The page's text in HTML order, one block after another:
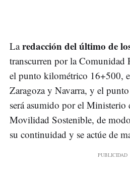
Laredacción del último de
transcurren por la Comunidad
el punto kilométrico 16+500,
Zaragoza y Navarra, y el
será asumido por el Ministerio
Movilidad Sostenible, de
su continuidad y se actúe de